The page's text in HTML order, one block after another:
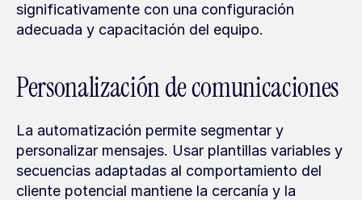
significativamente con una configuración
adecuada y capacitación del equipo.
Personalización de comunicaciones
La automatización permite segmentar y
personalizar mensajes. Usar plantillas variables y
secuencias adaptadas al comportamiento del
cliente potencial mantiene la cercanía y la